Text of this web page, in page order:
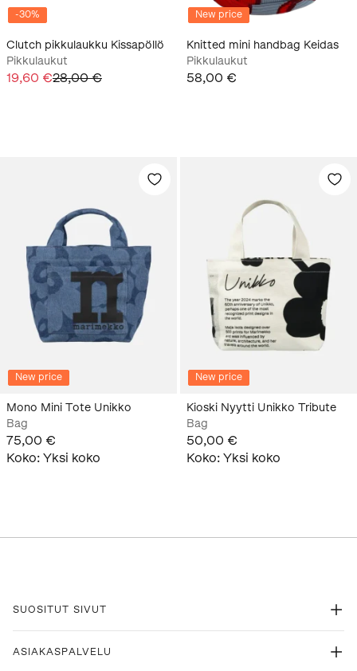
-30%
Clutch pikkulaukku Kissapöllö
Pikkulaukut
19,60 €28,00 €
New price
Knitted mini handbag Keidas
Pikkulaukut
58,00 €
New price
Mono Mini Tote Unikko
Bag
75,00 €
Koko: Yksi koko
New price
Kioski Nyytti Unikko Tribute
Bag
50,00 €
Koko: Yksi koko
SUOSITUT SIVUT
ASIAKASPALVELU